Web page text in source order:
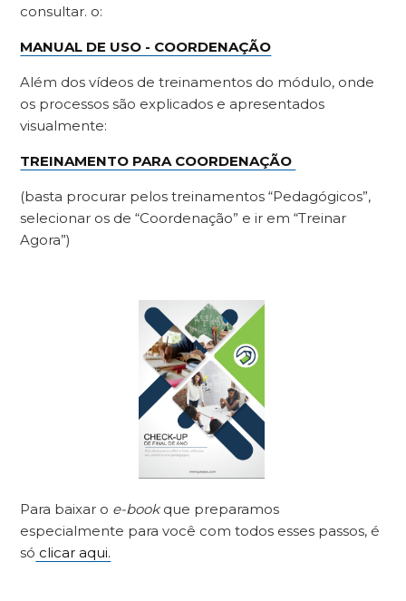
consultar. o:
MANUAL DE USO - COORDENAÇÃO
Além dos vídeos de treinamentos do módulo, onde
os processos são explicados e apresentados
visualmente:
TREINAMENTO PARA COORDENAÇÃO
(basta procurar pelos treinamentos “Pedagógicos”,
selecionar os de “Coordenação” e ir em “Treinar
Agora”)
Para baixar o e-bookque preparamos
especialmente para você com todos esses passos, é
só clicar aqui.